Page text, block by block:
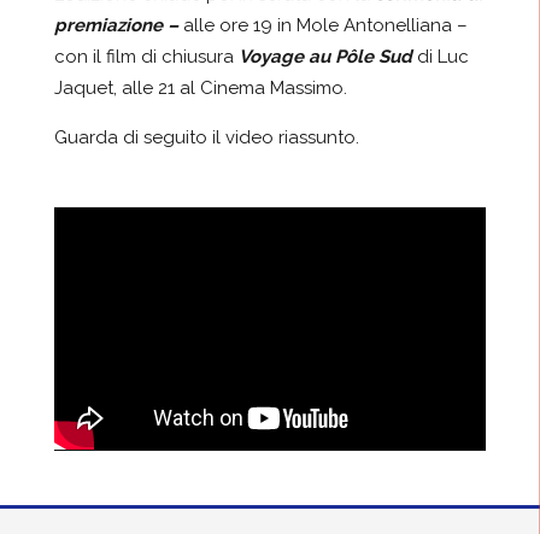
premiazione – alle ore 19 in Mole Antonelliana –
con il film di chiusura Voyage au Pôle Suddi Luc
Jaquet, alle 21 al Cinema Massimo.
Guarda di seguito il video riassunto.